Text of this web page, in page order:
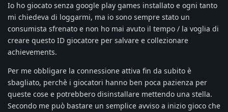
Io ho giocato senza google play games installato e ogni tanto
mi chiedeva di loggarmi, ma io sono sempre stato un
consumista sfrenato e non ho mai avuto il tempo / la voglia di
creare questo ID giocatore per salvare e collezionare
achievements.
Per me obbligare la connessione attiva fin da subito è
sbagliato, perchè i giocatori hanno ben poca pazienza per
queste cose e potrebbero disinstallare mettendo una stella.
Secondo me può bastare un semplice avviso a inizio gioco che